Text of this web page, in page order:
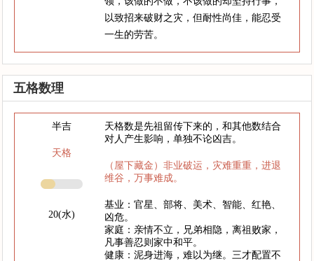
以致招来破财之灾，但耐性尚佳，能忍受
一生的劳苦。
五格数理
半吉
天格
20(水)
天格数是先祖留传下来的，和其他数结合
对人产生影响，单独不论凶吉。
（屋下藏金）非业破运，灾难重重，进退
维谷，万事难成。
基业：官星、部将、美术、智能、红艳、
凶危。
家庭：亲情不立，兄弟相隐，离祖败家，
凡事善忍则家中和平。
健康：泥身进海，难以为继。三才配置不